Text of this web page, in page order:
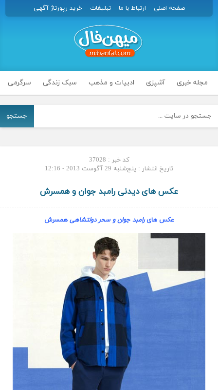
صفحه اصلی ارتباط با ما تبلیغات خرید رپورتاژ آگهی
مجله خبری آشپزی ادبیات و مذهب سبک زندگی سرگرمی
جستجو
کد خبر : 37028
تاریخ انتشار : پنج‌شنبه 29 آگوست 2013 - 12:16
عکس های دیدنی رامبد جوان و همسرش
عکس هایرامبد جوان و سحر دولتشاهی همسرش